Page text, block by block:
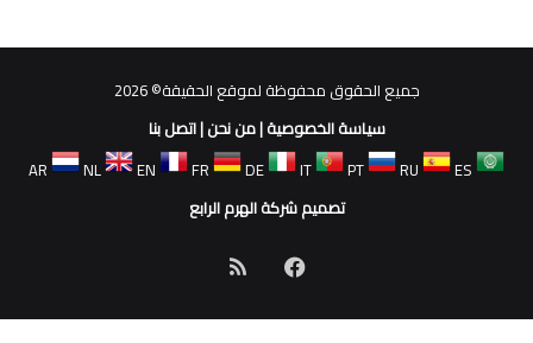
جميع الحقوق محفوظة لموقع الحقيقة© 2026
سياسة الخصوصية|من نحن|اتصل بنا
AR
NL EN FR DE IT PT RU
ES
تصميم شركة الهرم الرابع
فيسبوكملخص
الموقع